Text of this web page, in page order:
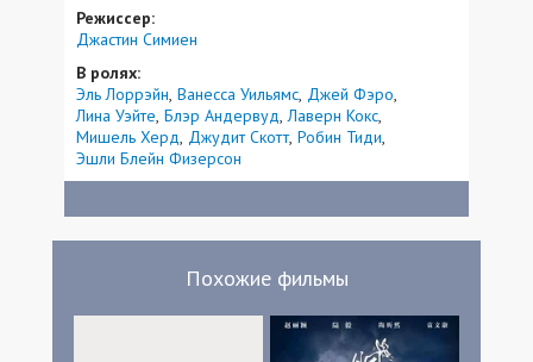
Режиссер:
Джастин Симиен
В ролях:
Эль Лоррэйн Ванесса Уильямс Джей Фэро
Лина Уэйте Блэр Андервуд Лаверн Кокс
Мишель Херд Джудит Скотт Робин Тиди
Эшли Блейн Физерсон
Похожие фильмы